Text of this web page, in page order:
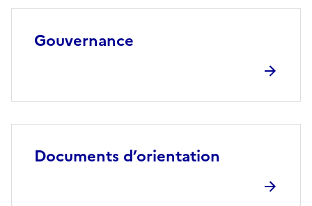
Gouvernance
Documents d’orientation